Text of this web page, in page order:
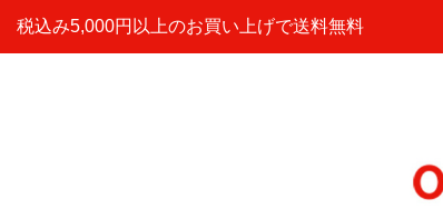
税込み5,000円以上のお買い上げで送料無料